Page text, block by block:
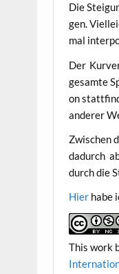
Die
gen.
mal
Der
gesam­te
on
ande­rer
Zwi­schen
dadurch
durch die
Hier habe
This work